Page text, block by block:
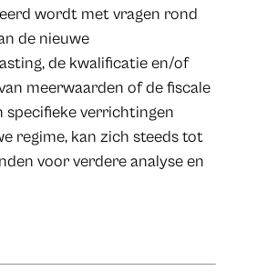
wordt met vragen rond
de nieuwe
de kwalificatie en/of
meerwaarden of de fiscale
specifieke verrichtingen
regime, kan zich steeds tot
voor verdere analyse en